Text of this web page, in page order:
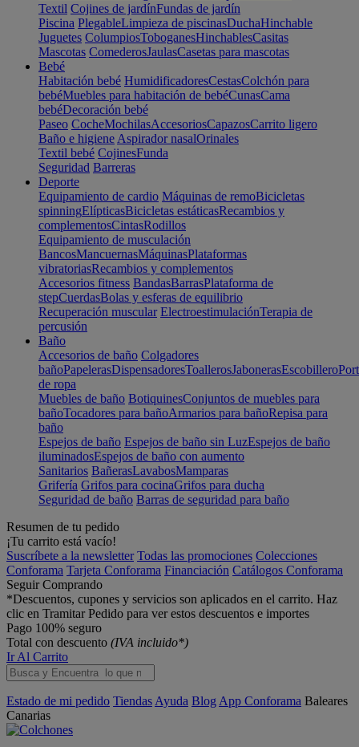
Textil Cojines de jardínFundas de jardín
Piscina PlegableLimpieza de piscinasDuchaHinchable
Juguetes ColumpiosToboganesHinchablesCasitas
Mascotas ComederosJaulasCasetas para mascotas
Bebé
Habitación bebé HumidificadoresCestasColchón para
bebéMuebles para habitación de bebéCunasCama
bebéDecoración bebé
Paseo CocheMochilasAccesoriosCapazosCarrito ligero
Baño e higiene Aspirador nasalOrinales
Textil bebé CojinesFunda
Seguridad Barreras
Deporte
Equipamiento de cardio Máquinas de remoBicicletas
spinningElípticasBicicletas estáticasRecambios y
complementosCintasRodillos
Equipamiento de musculación
BancosMancuernasMáquinasPlataformas
vibratoriasRecambios y complementos
Accesorios fitness BandasBarrasPlataforma de
stepCuerdasBolas y esferas de equilibrio
Recuperación muscular ElectroestimulaciónTerapia de
percusión
Baño
Accesorios de baño Colgadores
bañoPapelerasDispensadoresToallerosJabonerasEscobillero
de ropa
Muebles de baño BotiquinesConjuntos de muebles para
bañoTocadores para bañoArmarios para bañoRepisa para
baño
Espejos de baño Espejos de baño sin LuzEspejos de baño
iluminadosEspejos de baño con aumento
Sanitarios BañerasLavabosMamparas
Grifería Grifos para cocinaGrifos para ducha
Seguridad de baño Barras de seguridad para baño
Resumen de tu pedido
¡Tu carrito está vacío!
Suscríbete a la newsletter Todas las promociones Colecciones
Conforama Tarjeta Conforama Financiación Catálogos Conforama
Seguir Comprando
*Descuentos, cupones y servicios son aplicados en el carrito. Haz
clic en Tramitar Pedido para ver estos descuentos e importes
Pago 100% seguro
Total con descuento (IVA incluido*)
Ir Al Carrito
Estado de mi pedido Tiendas Ayuda Blog App Conforama Baleares
Canarias